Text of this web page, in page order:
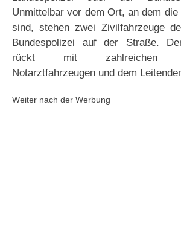
Unmittelbar vor dem Ort, an dem
sind, stehen zwei Zivilfahrzeuge
Bundespolizei auf der Straße.
rückt mit zahlreichen
Notarztfahrzeugen und dem
Weiter nach der Werbung